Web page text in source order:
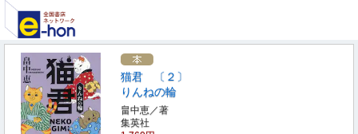
猫君 〔２〕
りんねの輪
畠中恵／著
集英社